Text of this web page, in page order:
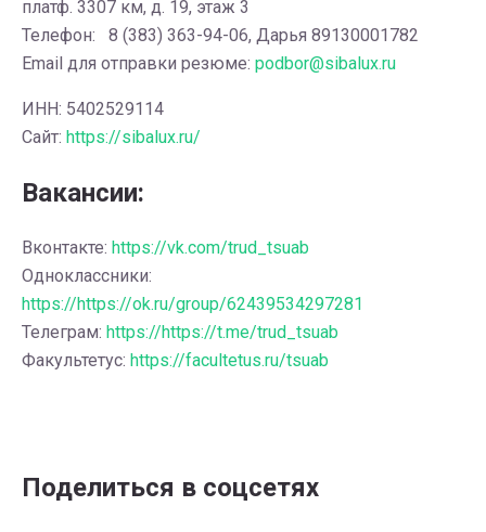
платф. 3307 км, д. 19, этаж 3
Телефон: 8 (383) 363-94-06, Дарья 89130001782
Email для отправки резюме: podbor@sibalux.ru
ИНН: 5402529114
Сайт: https://sibalux.ru/
Вакансии:
Вконтакте: https://vk.com/trud_tsuab
Одноклассники:
https://https://ok.ru/group/62439534297281
Телеграм: https://https://t.me/trud_tsuab
Факультетус: https://facultetus.ru/tsuab
Поделиться в соцсетях